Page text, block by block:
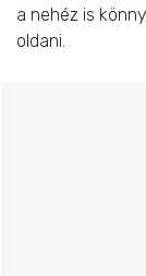
a nehéz is
oldani.